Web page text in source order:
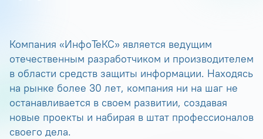
Компания «ИнфоТеКС» является ведущим
отечественным разработчиком и производителем
в области средств защиты информации. Находясь
на рынке более 30 лет, компания ни на шаг не
останавливается в своем развитии, создавая
новые проекты и набирая в штат профессионалов
своего дела.